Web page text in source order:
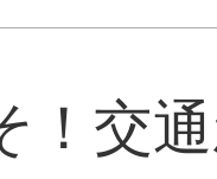
！交